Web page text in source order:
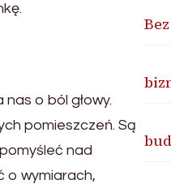
o ból głowy.
pomieszczeń. Są
nad
o wymiarach,